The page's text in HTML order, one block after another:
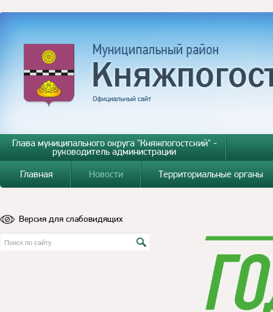
Глава муниципального округа "Княжпогостский" -
руководитель администрации
Главная
Новости Территориальные органы
Версия для слабовидящих